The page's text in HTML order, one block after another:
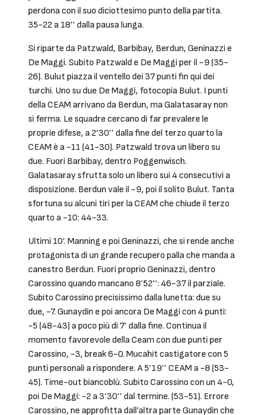
perdona con il suo diciottesimo punto della partita.
35-22 a 18’’ dalla pausa lunga.
Si riparte da Patzwald, Barbibay, Berdun, Geninazzi e
De Maggi. Subito Patzwald e De Maggi per il -9 (35-
26). Bulut piazza il ventello dei 37 punti fin qui dei
turchi. Uno su due De Maggi, fotocopia Bulut. I punti
della CEAM arrivano da Berdun, ma Galatasaray non
si ferma. Le squadre cercano di far prevalere le
proprie difese, a 2’30’’ dalla fine del terzo quarto la
CEAM è a -11 (41-30). Patzwald trova un libero su
due. Fuori Barbibay, dentro Poggenwisch.
Galatasaray sfrutta solo un libero sui 4 consecutivi a
disposizione. Berdun vale il -9, poi il solito Bulut. Tanta
sfortuna su alcuni tiri per la CEAM che chiude il terzo
quarto a -10: 44-33.
Ultimi 10’. Manning e poi Geninazzi, che si rende anche
protagonista di un grande recupero palla che manda a
canestro Berdun. Fuori proprio Geninazzi, dentro
Carossino quando mancano 8’52’’: 46-37 il parziale.
Subito Carossino precisissimo dalla lunetta: due su
due, -7. Gunaydin e poi ancora De Maggi con 4 punti:
-5 (48-43) a poco più di 7’ dalla fine. Continua il
momento favorevole della Ceam con due punti per
Carossino, -3, break 6-0. Mucahit castigatore con 5
punti personali a rispondere. A 5’19’’ CEAM a -8 (53-
45). Time-out biancoblù. Subito Carossino con un 4-0,
poi De Maggi: -2 a 3’30’’ dal termine. (53-51). Errore
Carossino, ne approfitta dall’altra parte Gunaydin che